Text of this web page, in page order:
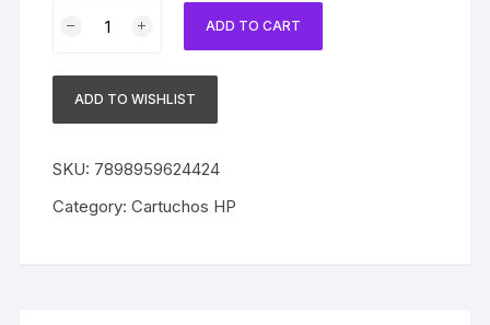
Original
|
ADD TO CART
ADD TO WISHLIST
SKU: 7898959624424
Category:Cartuchos HP